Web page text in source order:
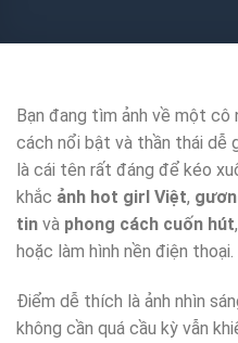
Bạn đang tìm ảnh về một cô
cách nổi bật và thần thái dễ
là cái tên rất đáng để kéo
khắc ảnh hot girl Việt,
tin và phong cách cuốn hút
hoặc làm hình nền điện thoại.
Điểm dễ thích là ảnh nhìn
không cần quá cầu kỳ vẫn